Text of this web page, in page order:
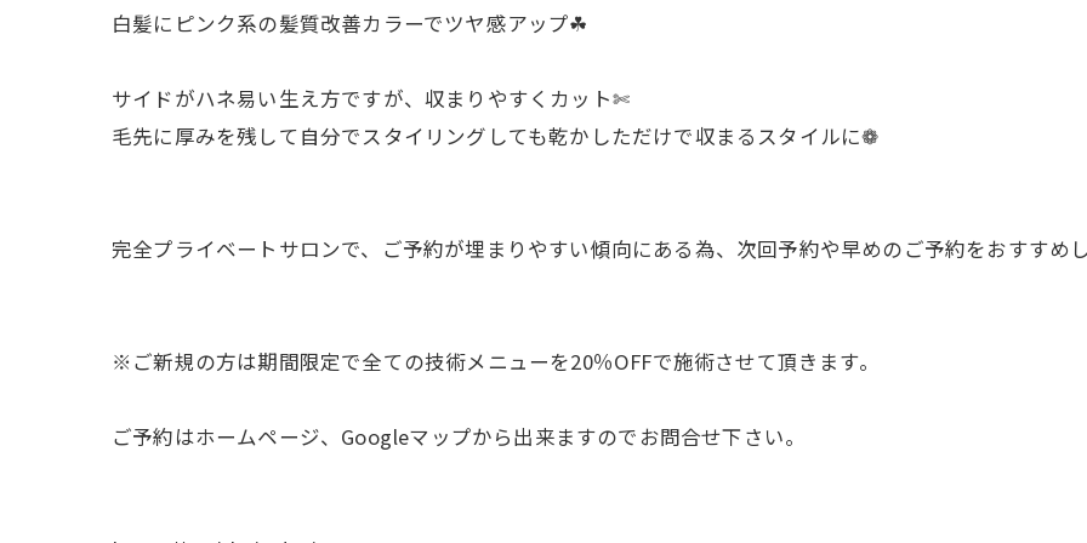
白髪にピンク系の髪質改善カラーでツヤ感アップ☘︎
サイドがハネ易い生え方ですが、収まりやすくカット✄
毛先に厚みを残して自分でスタイリングしても乾かしただけで収まるスタイルに❁
完全プライベートサロンで、ご予約が埋まりやすい傾向にある為、次回予約や早めのご予約をおすすめ
※ご新規の方は期間限定で全ての技術メニューを20％OFFで施術させて頂きます。
ご予約はホームページ、Googleマップから出来ますのでお問合せ下さい。